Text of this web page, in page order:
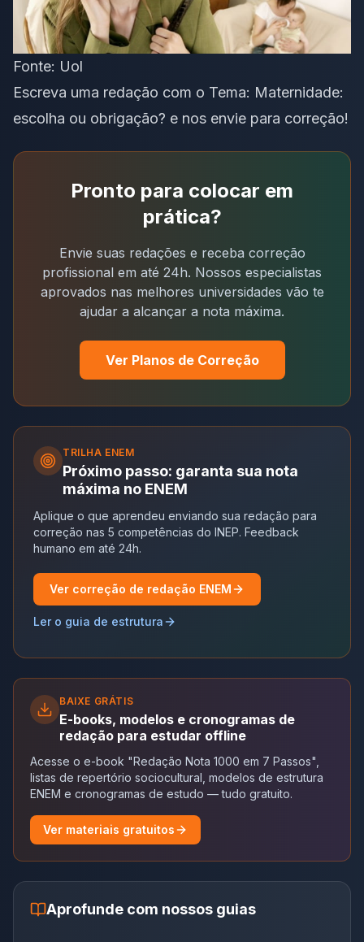
Fonte: Uol
Escreva uma redação com o Tema: Maternidade:
escolha ou obrigação? e nos envie para correção!
Pronto para colocar em
prática?
Envie suas redações e receba correção
profissional em até 24h. Nossos especialistas
aprovados nas melhores universidades vão te
ajudar a alcançar a nota máxima.
Ver Planos de Correção
TRILHA ENEM
Próximo passo: garanta sua nota
máxima no ENEM
Aplique o que aprendeu enviando sua redação para
correção nas 5 competências do INEP. Feedback
humano em até 24h.
Ver correção de redação ENEM
Ler o guia de estrutura
BAIXE GRÁTIS
E-books, modelos e cronogramas de
redação para estudar offline
Acesse o e-book "Redação Nota 1000 em 7 Passos",
listas de repertório sociocultural, modelos de estrutura
ENEM e cronogramas de estudo — tudo gratuito.
Ver materiais gratuitos
Aprofunde com nossos guias